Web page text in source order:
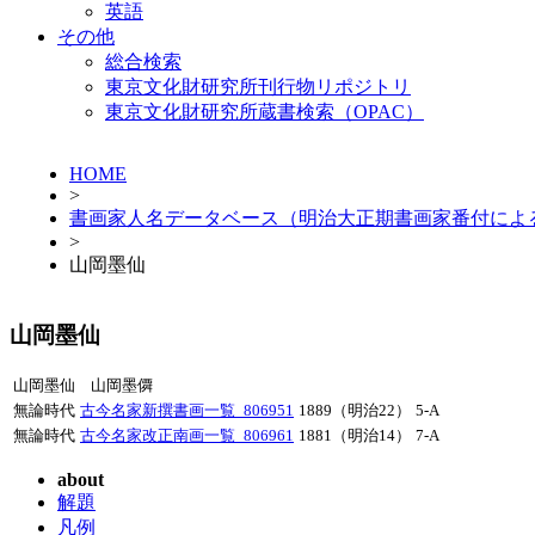
英語
その他
総合検索
東京文化財研究所刊行物リポジトリ
東京文化財研究所蔵書検索（OPAC）
HOME
>
書画家人名データベース（明治大正期書画家番付によ
>
山岡墨仙
山岡墨仙
山岡墨仙 山岡墨僲
無論時代 古今名家新撰書画一覧_806951 1889（明治22）
5-A
無論時代 古今名家改正南画一覧_806961 1881（明治14） 7-A
about
解題
凡例